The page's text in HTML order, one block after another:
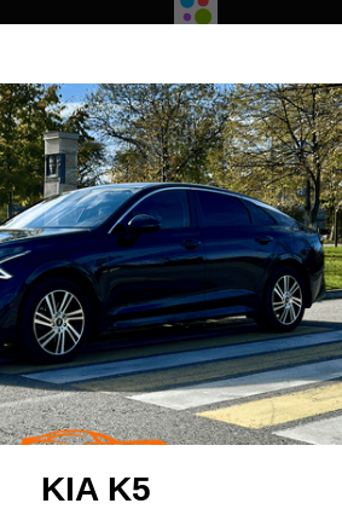
KIA K5
265-55-55‬